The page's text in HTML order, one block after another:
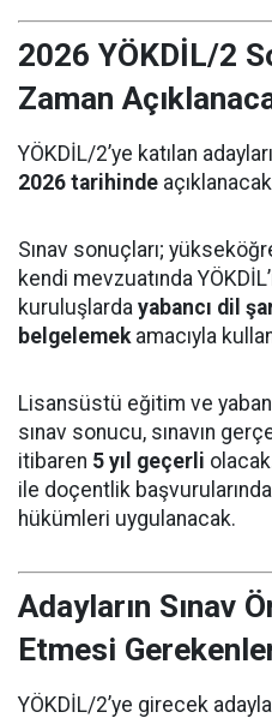
2026 YÖKDİL/2
Zaman
YÖKDİL/2’ye katılan
2026 tarihinde
Sınav sonuçları;
kendi mevzuatında
kuruluşlarda yabancı dil
belgelemekamacıyla
Lisansüstü eğitim ve
sınav sonucu, sınavın
itibaren 5 yıl geçerli
ile doçentlik
hükümleri uygulanacak.
Adayların Sınav
Etmesi
YÖKDİL/2’ye girecek